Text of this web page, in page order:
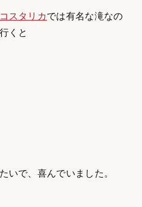
コスタリカでは有名な滝なの
くと
いで、喜んでいました。